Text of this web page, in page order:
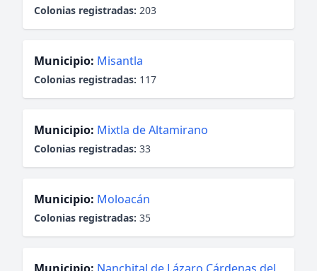
Colonias registradas: 203
Municipio: Misantla
Colonias registradas: 117
Municipio: Mixtla de Altamirano
Colonias registradas: 33
Municipio: Moloacán
Colonias registradas: 35